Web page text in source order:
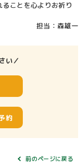
ことを心よりお祈り
担当：森雄一
い／
約
前のページに戻る